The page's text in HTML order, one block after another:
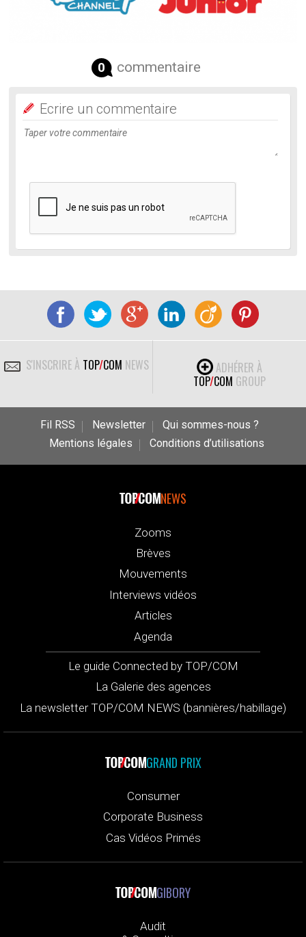
0 commentaire
Ecrire un commentaire
S'INSCRIRE À TOP/COM NEWS
ADHÉRER À
TOP/COM GROUP
Fil RSS Newsletter
Qui sommes-nous ?
Mentions légales
Conditions d’utilisations
NEWS
Zooms
Brèves
Mouvements
Interviews vidéos
Articles
Agenda
Le guide Connected by TOP/COM
La Galerie des agences
La newsletter TOP/COM NEWS (bannières/habillage)
GRAND PRIX
Consumer
Corporate Business
Cas Vidéos Primés
GIBORY
Audit